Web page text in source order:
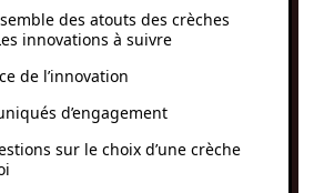
des atouts des crèches
innovations à suivre
de l’innovation
d’engagement
sur le choix d’une crèche